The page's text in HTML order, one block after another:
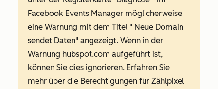
Facebook Events Manager möglicherweise
eine Warnung mit dem Titel " Neue Domain
sendet Daten" angezeigt. Wenn in der
Warnung hubspot.com aufgeführt ist,
können Sie dies ignorieren. Erfahren Sie
mehr über die Berechtigungen für Zählpixel